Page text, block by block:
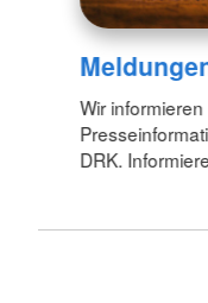
Wir
DRK.